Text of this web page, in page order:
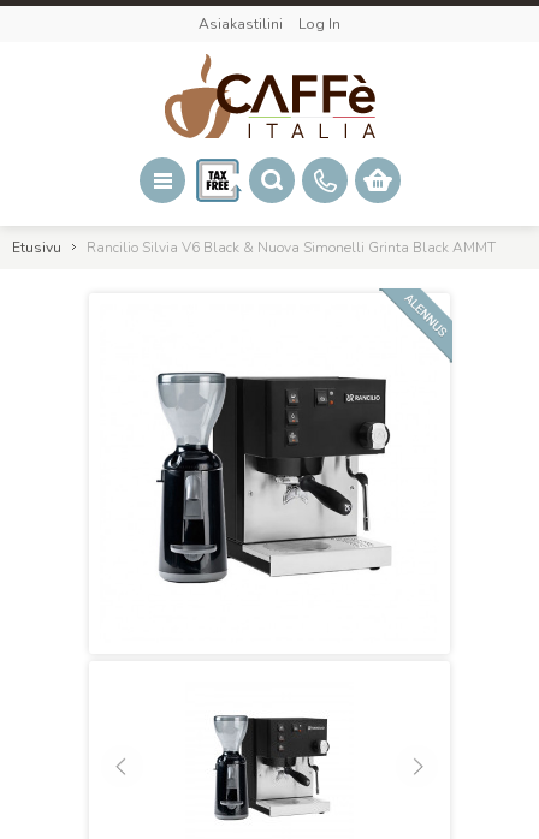
Asiakastilini Log In
Etusivu Rancilio Silvia V6 Black & Nuova Simonelli Grinta Black AMMT